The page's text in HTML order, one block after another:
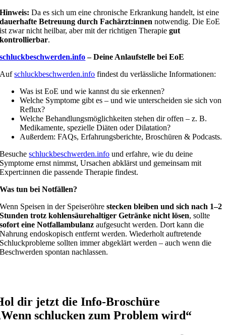
Hinweis: Da es sich um eine chronische Erkrankung handelt, ist eine
dauerhafte Betreuung durch Fachärzt:innen notwendig. Die EoE
ist zwar nicht heilbar, aber mit der richtigen Therapiegut
kontrollierbar.
schluckbeschwerden.info– Deine Anlaufstelle bei EoE
Aufschluckbeschwerden.info findest du verlässliche Informationen:
Was ist EoE und wie kannst du sie erkennen?
Welche Symptome gibt es – und wie unterscheiden sie sich von
Reflux?
Welche Behandlungsmöglichkeiten stehen dir offen – z. B.
Medikamente, spezielle Diäten oder Dilatation?
Außerdem: FAQs, Erfahrungsberichte, Broschüren & Podcasts.
Besucheschluckbeschwerden.info und erfahre, wie du deine
Symptome ernst nimmst, Ursachen abklärst und gemeinsam mit
Expert:innen die passende Therapie findest.
Was tun bei Notfällen?
Wenn Speisen in der Speiseröhrestecken bleiben und sich nach 1–2
Stunden trotz kohlensäurehaltiger Getränke nicht lösen, sollte
sofort eine Notfallambulanz aufgesucht werden. Dort kann die
Nahrung endoskopisch entfernt werden. Wiederholt auftretende
Schluckprobleme sollten immer abgeklärt werden – auch wenn die
Beschwerden spontan nachlassen.
dir jetzt die Info-Broschüre
schlucken zum Problem wird“